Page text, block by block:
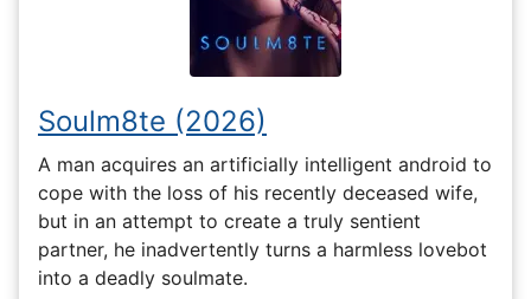
Soulm8te (2026)
A man acquires an artificially intelligent android to
cope with the loss of his recently deceased wife,
but in an attempt to create a truly sentient
partner, he inadvertently turns a harmless lovebot
into a deadly soulmate.